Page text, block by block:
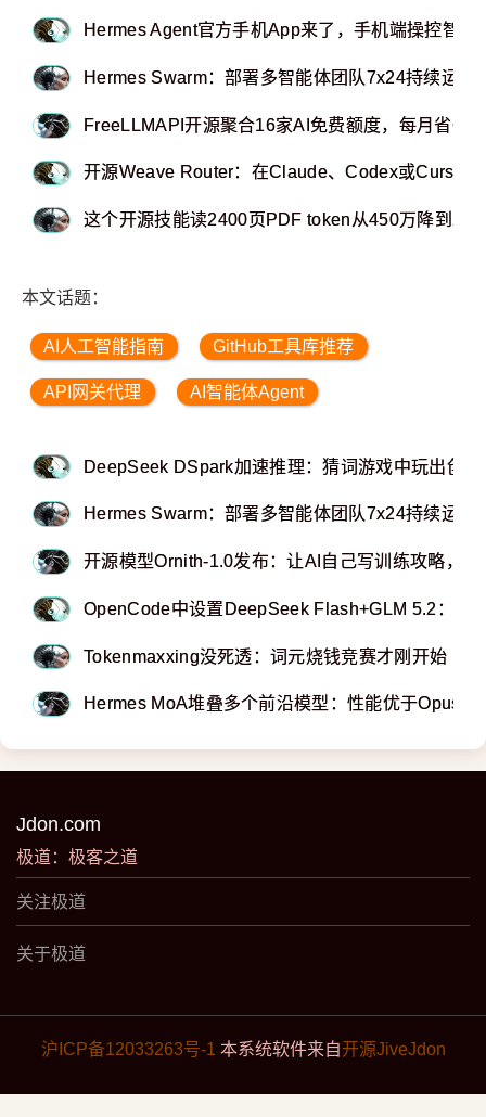
Hermes Agent官方手机App来了，手机端操控智能
Hermes Swarm：部署多智能体团队7x24持续运行
FreeLLMAPI开源聚合16家AI免费额度，每月省62
开源Weave Router：在Claude、Codex或Cursor
这个开源技能读2400页PDF token从450万降到2千
本文话题：
AI人工智能指南 GitHub工具库推荐
API网关代理 AI智能体Agent
DeepSeek DSpark加速推理：猜词游戏中玩出创新
Hermes Swarm：部署多智能体团队7x24持续运行
开源模型Ornith-1.0发布：让AI自己写训练攻略，
OpenCode中设置DeepSeek Flash+GLM 5.2：调
Tokenmaxxing没死透：词元烧钱竞赛才刚开始
Hermes MoA堆叠多个前沿模型：性能优于Opus
Jdon.com
极道：极客之道
关注极道
关于极道
沪ICP备12033263号-1 本系统软件来自开源JiveJdon